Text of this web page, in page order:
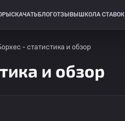
СКАЧАТЬ БЛОГОТЗЫВЫ ШКОЛА СТАВОК
- статистика и обзор
и обзор